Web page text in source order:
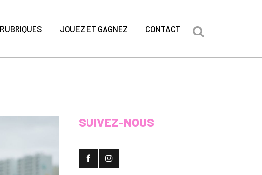
RUBRIQUES JOUEZ ET GAGNEZ CONTACT
SUIVEZ-NOUS